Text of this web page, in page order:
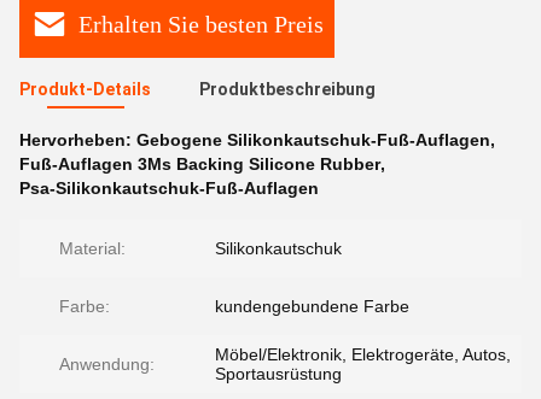
Erhalten Sie besten Preis
Produkt-Details Produktbeschreibung
Hervorheben: Gebogene Silikonkautschuk-Fuß-Auflagen,
Fuß-Auflagen 3Ms Backing Silicone Rubber,
Psa-Silikonkautschuk-Fuß-Auflagen
Material: Silikonkautschuk
Farbe: kundengebundene Farbe
Anwendung:
Möbel/Elektronik, Elektrogeräte, Autos,
Sportausrüstung